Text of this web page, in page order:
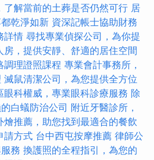
了解當前的土葬是否仍然可行 居
乾淨如新 資深記帳士協助財務
詳情 尋找專業偵探公司，為你提
房，提供安靜、舒適的居住空間
調理證照課程 專業會計事務所，
滅鼠清潔公司，為您提供全方位
眼科權威，專業眼科診療服務 除
白蟻防治公司 附近牙醫診所，
燴推薦，助您找到最適合的餐飲
請方式 台中西屯按摩推薦 律師公
務 換護照的全程指引，為您的